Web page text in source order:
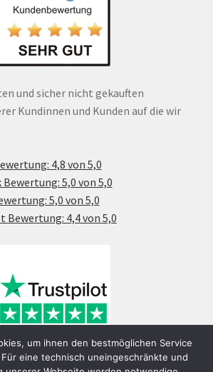
und sicher nicht gekauften
Kundinnen und Kunden auf die wir
4,8 von 5,0
Bewertung: 5,0 von 5,0
5,0 von 5,0
Bewertung: 4,4 von 5,0
um ihnen den bestmöglichen Service
eine technisch uneingeschränkte und